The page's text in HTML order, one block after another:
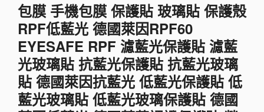
包膜 手機包膜 保護貼 玻璃貼 保護殼
RPF低藍光 德國萊因RPF60
EYESAFE RPF 濾藍光保護貼 濾藍
光玻璃貼 抗藍光保護貼 抗藍光玻璃
貼 德國萊因抗藍光 低藍光保護貼 低
藍光玻璃貼 低藍光玻璃保護貼 德國